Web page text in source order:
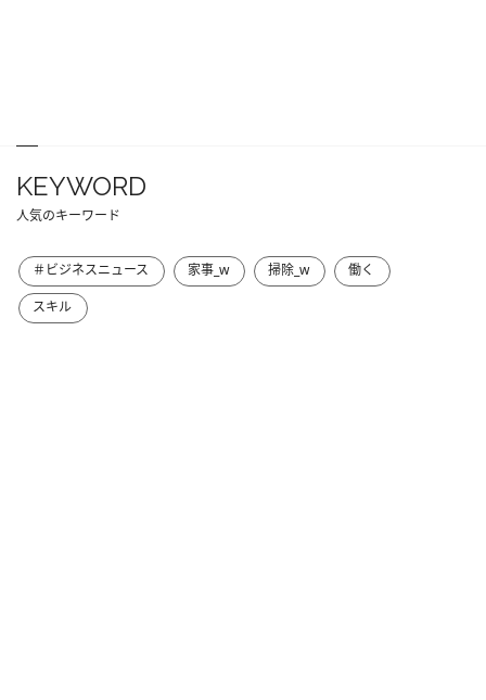
KEYWORD
人気のキーワード
＃ビジネスニュース 家事_w 掃除_w
働く
スキル